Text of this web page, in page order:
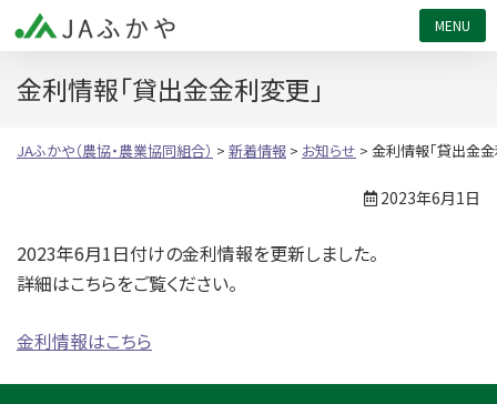
金利情報「貸出金金利変更」
JAふかや（農協・農業協同組合） > 新着情報 > お知らせ > 金利情報「貸出金金
2023年6月1日
2023年6月1日付けの金利情報を更新しました。
詳細はこちらをご覧ください。
金利情報はこちら